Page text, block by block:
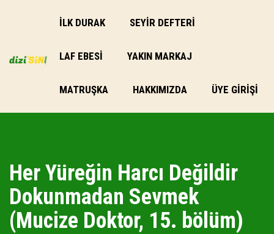
İLK DURAK SEYİR DEFTERİ
LAF EBESI YAKIN MARKAJ
MATRUŞKA HAKKIMIZDA ÜYE GIRIŞI
Her Yüreğin Harcı Değildir
Dokunmadan Sevmek
(Mucize Doktor, 15. bölüm)